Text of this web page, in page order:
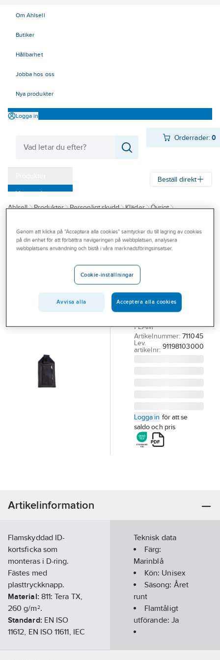
Om Ahlsell
Butiker
Hållbarhet
Jobba hos oss
Nya produkter
Logga in
Orderrader:0
Varumärken
Kampanjer
Outlet
Branscher
Beställ direkt
Ahlsell Produkter Personligt skydd Kläder
Övrigt
TRANEMO
WORKWEAR
ID-korthållare
81
ID-KORTSHÅLLARE
TRANEMO 9119
FLAM
Artikelnummer: 711045
Lev.
artikelnr: 91198103000
Logga in för att se
saldo och pris
Artikelinformation
Flamskyddad ID-
kortsficka som
monteras i D-ring.
Fästes med
plasttryckknapp.
Material: 811: Tera TX,
260 g/m².
Standard: EN ISO
11612, EN ISO 11611, IEC
Teknisk data
Färg:
Marinblå
Kön: Unisex
Säsong: Året
runt
Flamtåligt
utförande: Ja
Genom att klicka på "Acceptera alla cookies" samtycker du till lagring av cookies
på din enhet för att förbättra navigeringen på webbplatsen, analysera
webbplatsens användning och bistå i våra marknadsföringsinsatser.
Cookie-inställningar
Avvisa alla Acceptera alla cookies